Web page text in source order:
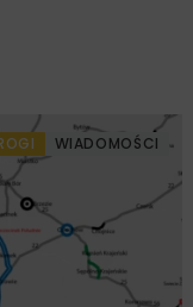
WIADOMOŚCI